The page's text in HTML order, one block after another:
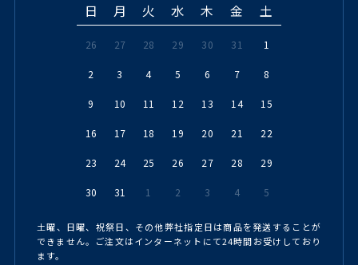
日 月 火 水 木 金 土
26 27 28 29 30 31 1
2 3 4 5 6 7 8
9 10 11 12 13 14 15
16 17 18 19 20 21 22
23 24 25 26 27 28 29
30 31 1 2 3 4 5
土曜、日曜、祝祭日、その他弊社指定日は商品を発送することが
できません。ご注文はインターネットにて24時間お受けしており
ます。